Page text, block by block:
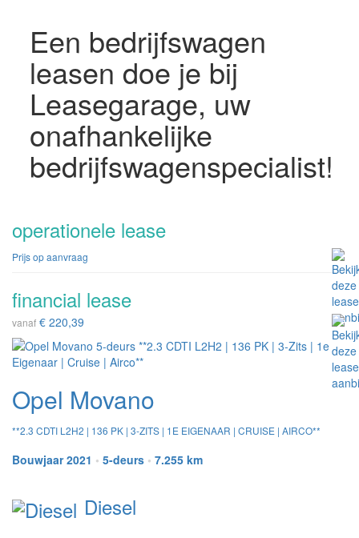
Een bedrijfswagen
leasen doe je bij
Leasegarage, uw
onafhankelijke
bedrijfswagenspecialist!
operationele lease
Prijs op aanvraag
financial lease
vanaf € 220,39
Opel Movano
**2.3 CDTI L2H2 | 136 PK | 3-ZITS | 1E EIGENAAR | CRUISE | AIRCO**
Bouwjaar 2021 • 5-deurs • 7.255 km
Diesel